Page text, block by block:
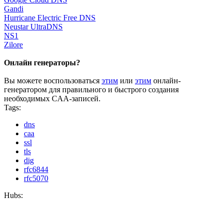
Gandi
Hurricane Electric Free DNS
Neustar UltraDNS
NS1
Zilore
Онлайн генераторы?
Вы можете воспользоваться этим или этим онлайн-
генератором для правильного и быстрого создания
необходимых CAA-записей.
Tags:
dns
caa
ssl
tls
dig
rfc6844
rfc5070
Hubs: